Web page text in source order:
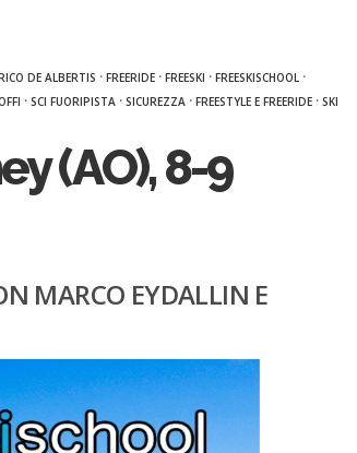
DE ALBERTIS · FREERIDE · FREESKI · FREESKISCHOOL ·
· SCI FUORIPISTA · SICUREZZA · FREESTYLE E FREERIDE · SKI
(AO), 8-9
MARCO EYDALLIN E